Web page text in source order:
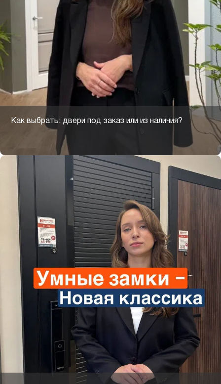
Как выбрать: двери под заказ или из наличия?